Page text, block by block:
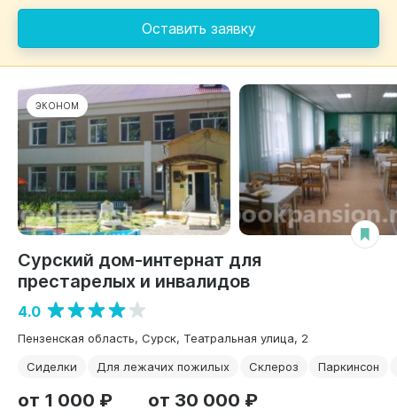
Оставить заявку
ЭКОНОМ
Сурский дом-интернат для
престарелых и инвалидов
4.0
Пензенская область, Сурск, Театральная улица, 2
Сиделки
Для лежачих пожилых Склероз Паркинсон
от 1 000 ₽ от 30 000 ₽